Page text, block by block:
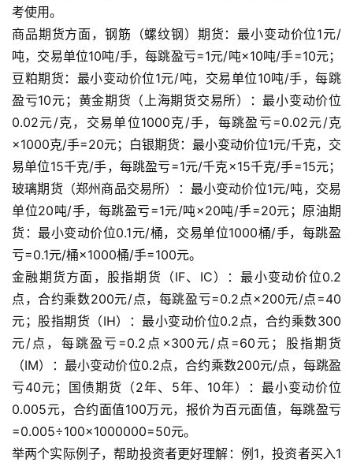
考使用。
商品期货方面，钢筋（螺纹钢）期货：最小变动价位1元/
吨，交易单位10吨/手，每跳盈亏=1元/吨×10吨/手=10元；
豆粕期货：最小变动价位1元/吨，交易单位10吨/手，每跳
盈亏10元；黄金期货（上海期货交易所）：最小变动价位
0.02元/克，交易单位1000克/手，每跳盈亏=0.02元/克
×1000克/手=20元；白银期货：最小变动价位1元/千克，交
易单位15千克/手，每跳盈亏=1元/千克×15千克/手=15元；
玻璃期货（郑州商品交易所）：最小变动价位1元/吨，交易
单位20吨/手，每跳盈亏=1元/吨×20吨/手=20元；原油期
货：最小变动价位0.1元/桶，交易单位1000桶/手，每跳盈
亏=0.1元/桶×1000桶/手=100元。
金融期货方面，股指期货（IF、IC）：最小变动价位0.2
点，合约乘数200元/点，每跳盈亏=0.2点×200元/点=40
元；股指期货（IH）：最小变动价位0.2点，合约乘数300
元/点，每跳盈亏=0.2点×300元/点=60元；股指期货
（IM）：最小变动价位0.2点，合约乘数200元/点，每跳盈
亏40元；国债期货（2年、5年、10年）：最小变动价位
0.005元，合约面值100万元，报价为百元面值，每跳盈亏
=0.005÷100×1000000=50元。
举两个实际例子，帮助投资者更好理解：例1，投资者买入1